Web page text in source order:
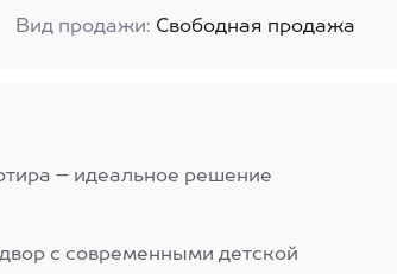
Вид продажи: Свободная продажа
– идеальное решение
с современными детской